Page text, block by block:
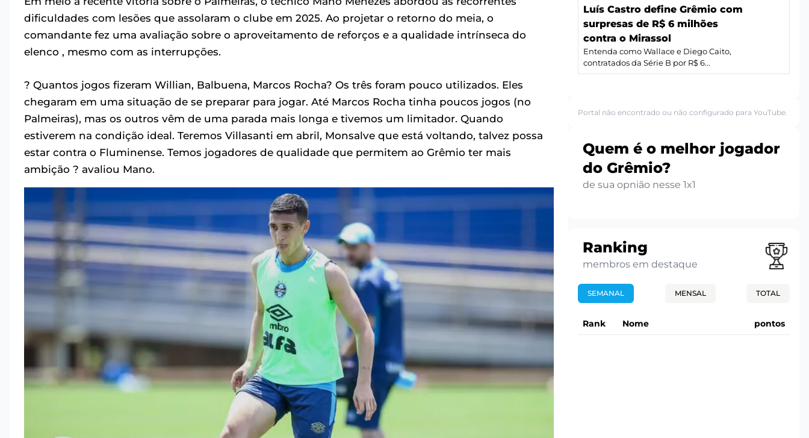
dificuldades com lesões que assolaram o clube em 2025. Ao projetar o retorno do meia, o
comandante fez uma avaliação sobre o aproveitamento de reforços e a qualidade intrínseca do
elenco , mesmo com as interrupções.
? Quantos jogos fizeram Willian, Balbuena, Marcos Rocha? Os três foram pouco utilizados. Eles
chegaram em uma situação de se preparar para jogar. Até Marcos Rocha tinha poucos jogos (no
Palmeiras), mas os outros vêm de uma parada mais longa e tivemos um limitador. Quando
estiverem na condição ideal. Teremos Villasanti em abril, Monsalve que está voltando, talvez possa
estar contra o Fluminense. Temos jogadores de qualidade que permitem ao Grêmio ter mais
ambição ? avaliou Mano.
Luís Castro define Grêmio com
surpresas de R$ 6 milhões
contra o Mirassol
Entenda como Wallace e Diego Caito,
contratados da Série B por R$ 6...
Portal não encontrado ou não configurado para YouTube.
Quem é o melhor jogador
do Grêmio?
de sua opnião nesse 1x1
Ranking
membros em destaque
SEMANAL MENSAL TOTAL
Rank Nome pontos